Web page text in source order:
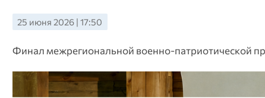
25 июня 2026 | 17:50
Финал межрегиональной военно-патриотической